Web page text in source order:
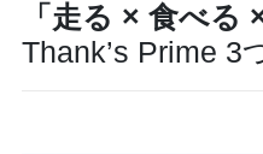
「走る × 食べる
Thank’s Prime 3